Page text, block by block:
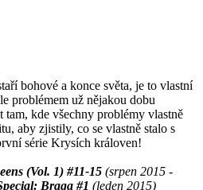
bohové a konce světa, je to vlastní
problémem už nějakou dobu
kde všechny problémy vlastně
aby zjistily, co se vlastně stalo s
série Krysích královen!
(Vol. 1) #11-15 (srpen 2015 -
Braga #1 (leden 2015)